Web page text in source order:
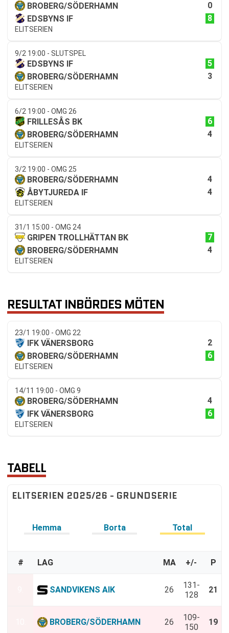
BROBERG/SÖDERHAMN
0
EDSBYNS IF
8
ELITSERIEN
9/2 19:00 - SLUTSPEL
EDSBYNS IF
5
BROBERG/SÖDERHAMN
3
ELITSERIEN
6/2 19:00 - OMG 26
FRILLESÅS BK
6
BROBERG/SÖDERHAMN
4
ELITSERIEN
3/2 19:00 - OMG 25
BROBERG/SÖDERHAMN
4
ÅBYTJUREDA IF
4
ELITSERIEN
31/1 15:00 - OMG 24
GRIPEN TROLLHÄTTAN BK
7
BROBERG/SÖDERHAMN
4
ELITSERIEN
RESULTAT INBÖRDES MÖTEN
23/1 19:00 - OMG 22
IFK VÄNERSBORG
2
BROBERG/SÖDERHAMN
6
ELITSERIEN
14/11 19:00 - OMG 9
BROBERG/SÖDERHAMN
4
IFK VÄNERSBORG
6
ELITSERIEN
TABELL
ELITSERIEN 2025/26 - GRUNDSERIE
Hemma Borta Total
# LAG MA +/- P
SANDVIKENS AIK 26
131-
128
21
BROBERG/SÖDERHAMN 26
109-
150
19